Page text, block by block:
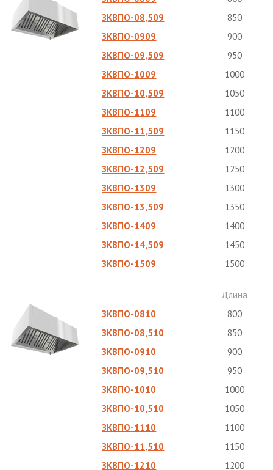
ЗКВПО-08,509
850
ЗКВПО-0909
900
ЗКВПО-09,509
950
ЗКВПО-1009
1000
ЗКВПО-10,509
1050
ЗКВПО-1109
1100
ЗКВПО-11,509
1150
ЗКВПО-1209
1200
ЗКВПО-12,509
1250
ЗКВПО-1309
1300
ЗКВПО-13,509
1350
ЗКВПО-1409
1400
ЗКВПО-14,509
1450
ЗКВПО-1509
1500
Длина
ЗКВПО-0810
800
ЗКВПО-08,510
850
ЗКВПО-0910
900
ЗКВПО-09,510
950
ЗКВПО-1010
1000
ЗКВПО-10,510
1050
ЗКВПО-1110
1100
ЗКВПО-11,510
1150
ЗКВПО-1210
1200